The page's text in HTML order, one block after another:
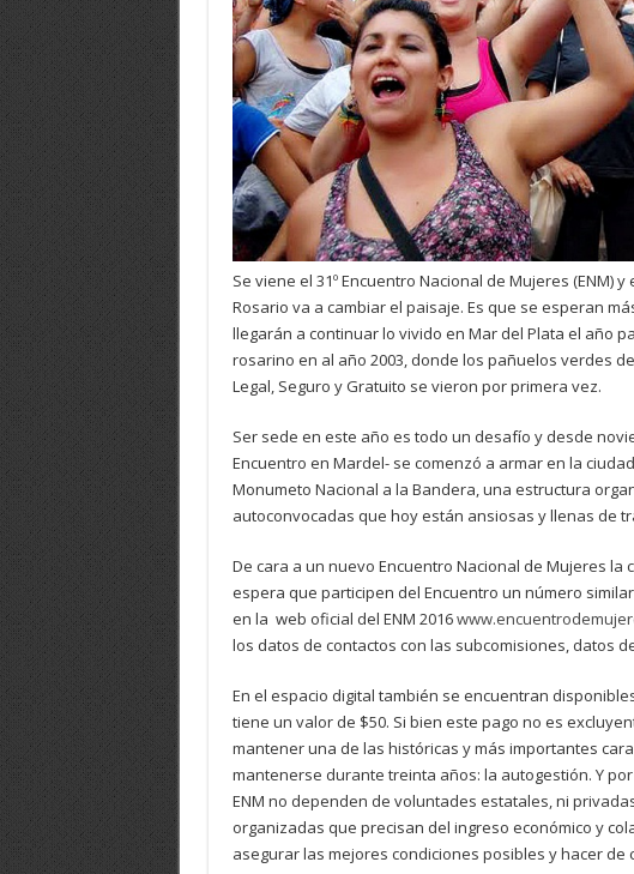
Se viene el 31º Encuentro Nacional de Mujeres (ENM)
Rosario va a cambiar el paisaje. Es que se esperan
llegarán a continuar lo vivido en Mar del Plata el año
rosarino en al año 2003, donde los pañuelos verdes
Legal, Seguro y Gratuito se vieron por primera vez.
Ser sede en este año es todo un desafío y desde
Encuentro en Mardel- se comenzó a armar en la
Monumeto Nacional a la Bandera, una estructura
autoconvocadas que hoy están ansiosas y llenas de
De cara a un nuevo Encuentro Nacional de Mujeres
espera que participen del Encuentro un número
en la web oficial del ENM 2016
los datos de contactos con las subcomisiones, datos
En el espacio digital también se encuentran
tiene un valor de $50. Si bien este pago no es
mantener una de las históricas y más importantes
mantenerse durante treinta años: la autogestión. Y
ENM no dependen de voluntades estatales, ni
organizadas que precisan del ingreso económico y
asegurar las mejores condiciones posibles y hacer de